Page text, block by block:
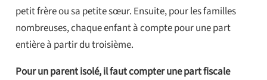
petit frère ou sa petite sœur. Ensuite, pour les familles
nombreuses, chaque enfant à compte pour une part
entière à partir du troisième.
Pour un parent isolé, il faut compter une part fiscale